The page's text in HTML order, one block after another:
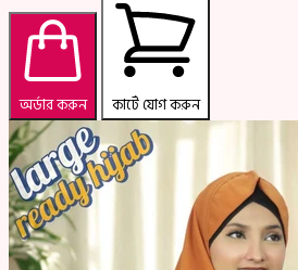
অর্ডার করুন কার্টে যোগ করুন